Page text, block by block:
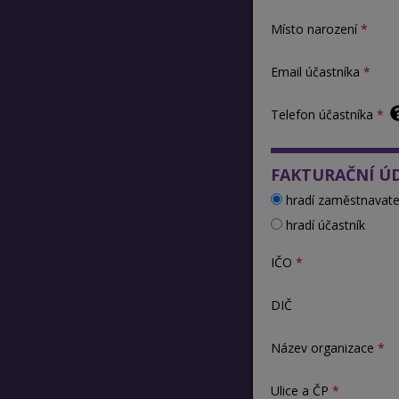
Místo narození
Email účastníka
Telefon účastníka
FAKTURAČNÍ
hradí
hradí účastník
IČO
DIČ
Název organizace
Ulice a ČP